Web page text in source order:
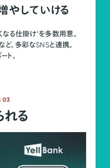
やしていける
なる仕掛け"を多数用意。
、多彩なSNSと連携。
ト。
03
れる